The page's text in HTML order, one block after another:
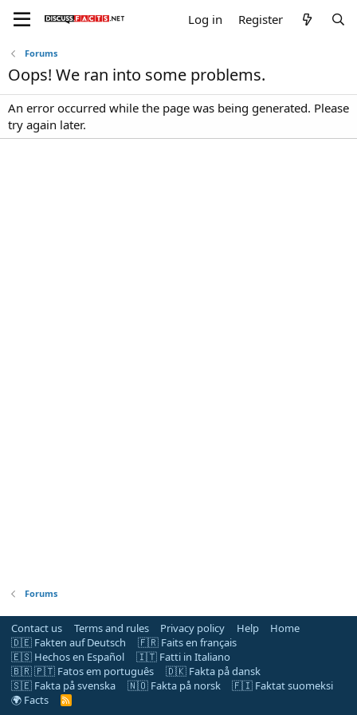
Log in Register
Forums
Oops! We ran into some problems.
An error occurred while the page was being generated. Please
try again later.
Forums
Contact us Terms and rules Privacy policy Help
Home
🇩🇪 Fakten auf Deutsch
🇫🇷 Faits en français
🇪🇸 Hechos en Español
🇮🇹 Fatti in Italiano
🇧🇷 🇵🇹 Fatos em português
🇩🇰 Fakta på dansk
🇸🇪 Fakta på svenska
🇳🇴 Fakta på norsk
🇫🇮 Faktat suomeksi
🌍 Facts
R